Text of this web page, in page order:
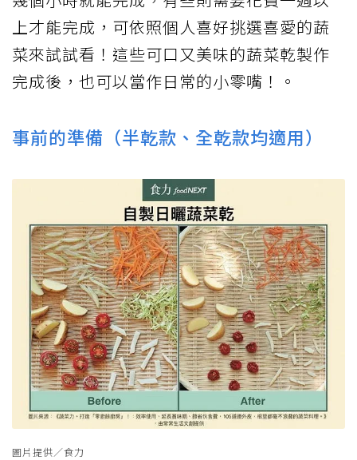
上才能完成，可依照個人喜好挑選喜愛的蔬
菜來試試看！這些可口又美味的蔬菜乾製作
完成後，也可以當作日常的小零嘴！。
事前的準備（半乾款、全乾款均適用）
圖片提供／食力